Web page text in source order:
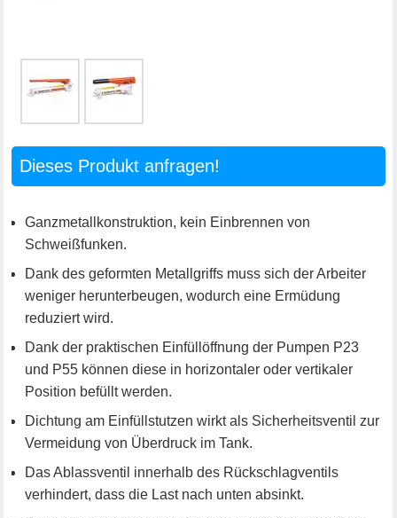
Dieses Produkt anfragen!
Ganzmetallkonstruktion, kein Einbrennen von
Schweißfunken.
Dank des geformten Metallgriffs muss sich der Arbeiter
weniger herunterbeugen, wodurch eine Ermüdung
reduziert wird.
Dank der praktischen Einfüllöffnung der Pumpen P23
und P55 können diese in horizontaler oder vertikaler
Position befüllt werden.
Dichtung am Einfüllstutzen wirkt als Sicherheitsventil zur
Vermeidung von Überdruck im Tank.
Das Ablassventil innerhalb des Rückschlagventils
verhindert, dass die Last nach unten absinkt.